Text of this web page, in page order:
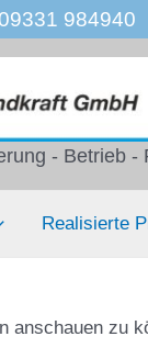
984940
- Betrieb -
Realisierte
anschauen zu